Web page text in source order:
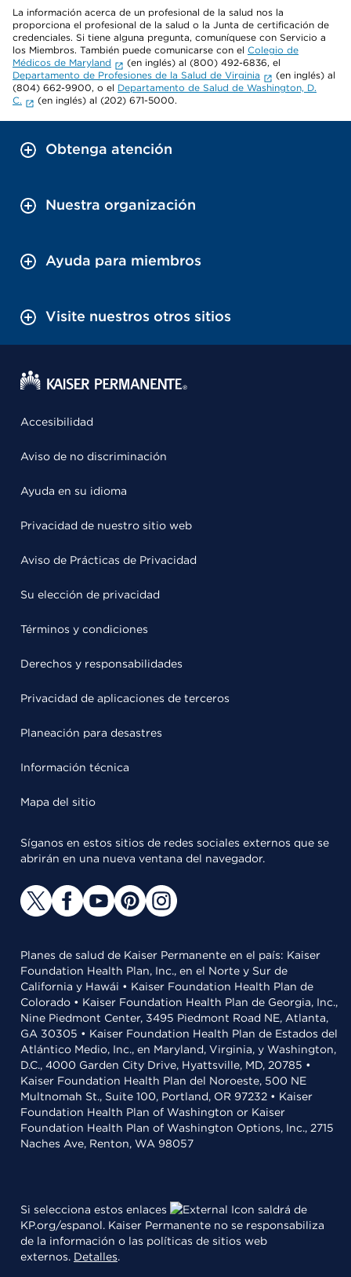
La información acerca de un profesional de la salud nos la
proporciona el profesional de la salud o la Junta de certificación de
credenciales. Si tiene alguna pregunta, comuníquese con Servicio a
los Miembros. También puede comunicarse con el Colegio de
Médicos de Maryland
(en inglés) al (800) 492-6836, el
Departamento de Profesiones de la Salud de Virginia
(en inglés) al
(804) 662-9900, o el Departamento de Salud de Washington, D.
C.
(en inglés) al (202) 671-5000.
Obtenga atención
Nuestra organización
Ayuda para miembros
Visite nuestros otros sitios
Accesibilidad
Aviso de no discriminación
Ayuda en su idioma
Privacidad de nuestro sitio web
Aviso de Prácticas de Privacidad
Su elección de privacidad
Términos y condiciones
Derechos y responsabilidades
Privacidad de aplicaciones de terceros
Planeación para desastres
Información técnica
Mapa del sitio
Síganos en estos sitios de redes sociales externos que se
abrirán en una nueva ventana del navegador.
Planes de salud de Kaiser Permanente en el país: Kaiser
Foundation Health Plan, Inc., en el Norte y Sur de
California y Hawái • Kaiser Foundation Health Plan de
Colorado • Kaiser Foundation Health Plan de Georgia, Inc.,
Nine Piedmont Center, 3495 Piedmont Road NE, Atlanta,
GA 30305 • Kaiser Foundation Health Plan de Estados del
Atlántico Medio, Inc., en Maryland, Virginia, y Washington,
D.C., 4000 Garden City Drive, Hyattsville, MD, 20785 •
Kaiser Foundation Health Plan del Noroeste, 500 NE
Multnomah St., Suite 100, Portland, OR 97232 • Kaiser
Foundation Health Plan of Washington or Kaiser
Foundation Health Plan of Washington Options, Inc., 2715
Naches Ave, Renton, WA 98057
Si selecciona estos enlaces
saldrá de
KP.org/espanol. Kaiser Permanente no se responsabiliza
de la información o las políticas de sitios web
externos. Detalles.